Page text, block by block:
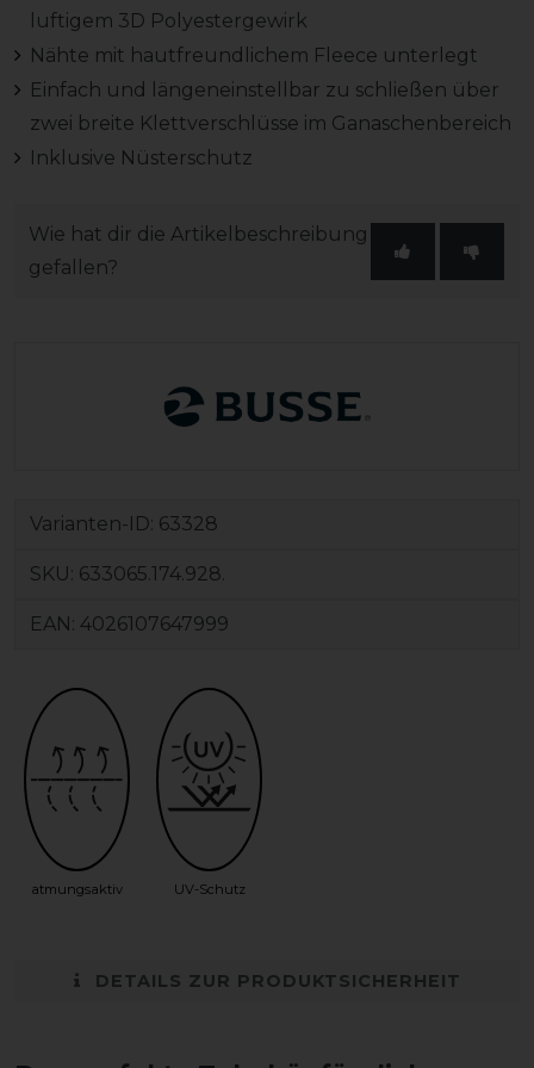
luftigem 3D Polyestergewirk
Nähte mit hautfreundlichem Fleece unterlegt
Einfach und längeneinstellbar zu schließen über
zwei breite Klettverschlüsse im Ganaschenbereich
Inklusive Nüsterschutz
Wie hat dir die Artikelbeschreibung
gefallen?
Varianten-ID: 63328
SKU: 633065.174.928.
EAN: 4026107647999
atmungsaktiv UV-Schutz
DETAILS ZUR PRODUKTSICHERHEIT